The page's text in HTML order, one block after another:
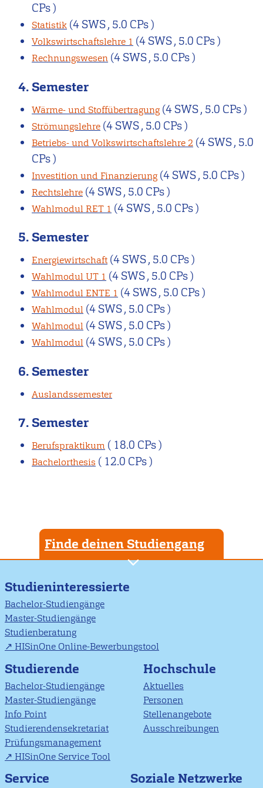
CPs )
Statistik (4 SWS , 5.0 CPs )
Volkswirtschaftslehre 1 (4 SWS , 5.0 CPs )
Rechnungswesen (4 SWS , 5.0 CPs )
4. Semester
Wärme- und Stoffübertragung (4 SWS , 5.0 CPs )
Strömungslehre (4 SWS , 5.0 CPs )
Betriebs- und Volkswirtschaftslehre 2 (4 SWS , 5.0
CPs )
Investition und Finanzierung (4 SWS , 5.0 CPs )
Rechtslehre (4 SWS , 5.0 CPs )
Wahlmodul RET 1 (4 SWS , 5.0 CPs )
5. Semester
Energiewirtschaft (4 SWS , 5.0 CPs )
Wahlmodul UT 1 (4 SWS , 5.0 CPs )
Wahlmodul ENTE 1 (4 SWS , 5.0 CPs )
Wahlmodul (4 SWS , 5.0 CPs )
Wahlmodul (4 SWS , 5.0 CPs )
Wahlmodul (4 SWS , 5.0 CPs )
6. Semester
Auslandssemester
7. Semester
Berufspraktikum ( 18.0 CPs )
Bachelorthesis ( 12.0 CPs )
Finde deinen Studiengang
Studieninteressierte
Bachelor-Studiengänge
Master-Studiengänge
Studienberatung
HISinOne Online-Bewerbungstool
Studierende
Bachelor-Studiengänge
Master-Studiengänge
Info Point
Studierendensekretariat
Prüfungsmanagement
HISinOne Service Tool
Hochschule
Aktuelles
Personen
Stellenangebote
Ausschreibungen
Service Soziale Netzwerke